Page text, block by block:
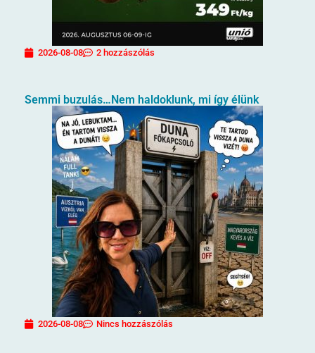
2026-08-08 2 hozzászólás
Semmi buzulás…Nem haldoklunk, mi így élünk
2026-08-08 Nincs hozzászólás